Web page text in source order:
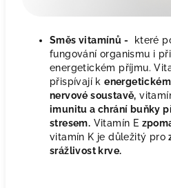
Směs vitamínů -
které
fungování organismu i
energetickém příjmu.
přispívají k
nervové soustavě,
imunitu a chrání buňky
stresem. Vitamín E
vitamín K je důležitý pro
srážlivost krve.